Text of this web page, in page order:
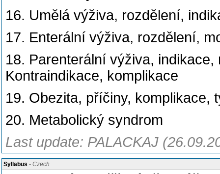
16. Umělá výživa, rozdělení,
17. Enterální výživa, rozdělení,
18. Parenterální výživa,
Kontraindikace, komplikace
19. Obezita, příčiny, komplikace,
20. Metabolický syndrom
Last update: PALACKAJ
Syllabus - Czech